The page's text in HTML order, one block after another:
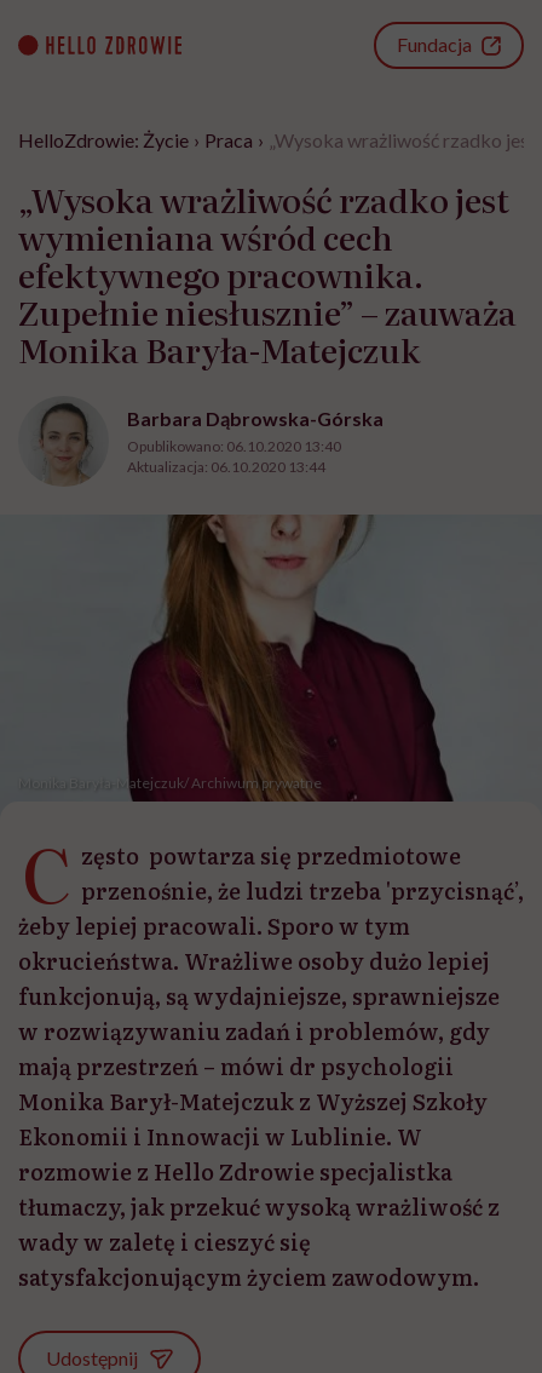
content
Fundacja
HelloZdrowie: Życie › Praca › „Wysoka wrażliwość rzadko
„Wysoka wrażliwość rzadko jest
wymieniana wśród cech
efektywnego pracownika.
Zupełnie niesłusznie” – zauważa
Monika Baryła-Matejczuk
Barbara Dąbrowska-Górska
Opublikowano: 06.10.2020 13:40
Aktualizacja: 06.10.2020 13:44
Monika Baryła-Matejczuk/ Archiwum prywatne
C zęsto powtarza się przedmiotowe
przenośnie, że ludzi trzeba 'przycisnąć’,
żeby lepiej pracowali. Sporo w tym
okrucieństwa. Wrażliwe osoby dużo lepiej
funkcjonują, są wydajniejsze, sprawniejsze
w rozwiązywaniu zadań i problemów, gdy
mają przestrzeń – mówi dr psychologii
Monika Barył-Matejczuk z Wyższej Szkoły
Ekonomii i Innowacji w Lublinie. W
rozmowie z Hello Zdrowie specjalistka
tłumaczy, jak przekuć wysoką wrażliwość z
wady w zaletę i cieszyć się
satysfakcjonującym życiem zawodowym.
Udostępnij